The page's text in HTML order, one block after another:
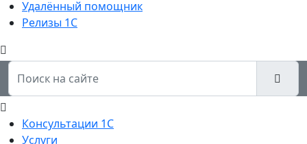
Удалённый помощник
Релизы 1С
Консультации 1С
Услуги